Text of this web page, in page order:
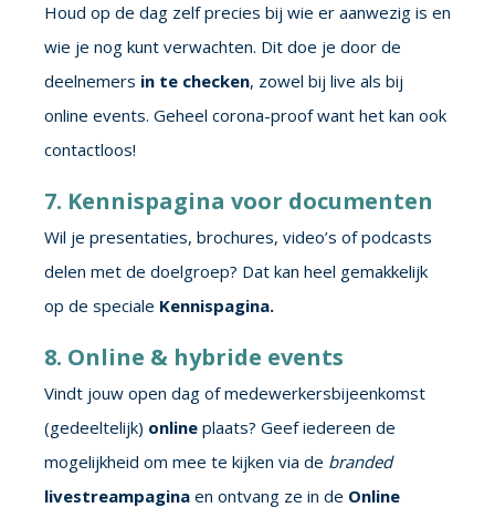
Houd op de dag zelf precies bij wie er aanwezig is en
wie je nog kunt verwachten. Dit doe je door de
deelnemers in te checken, zowel bij live als bij
online events. Geheel corona-proof want het kan ook
contactloos!
7. Kennispagina voor documenten
Wil je presentaties, brochures, video’s of podcasts
delen met de doelgroep? Dat kan heel gemakkelijk
op de speciale Kennispagina.
8. Online & hybride events
Vindt jouw open dag of medewerkersbijeenkomst
(gedeeltelijk) online plaats? Geef iedereen de
mogelijkheid om mee te kijken via de branded
livestreampagina en ontvang ze in de Online